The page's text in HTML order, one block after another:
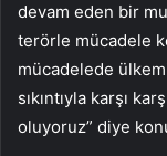
devam eden bir
terörle mücadele
mücadelede
sıkıntıyla karşı
oluyoruz” diye